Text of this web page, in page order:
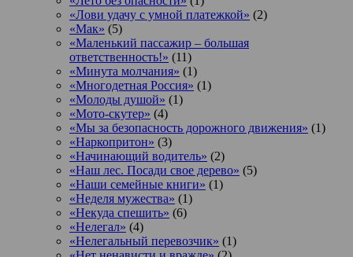
«Лови удачу с умной платежкой» (2)
«Мак» (5)
«Маленький пассажир – большая
ответственность!» (11)
«Минута молчания» (1)
«Многодетная Россия» (1)
«Молоды душой» (1)
«Мото-скутер» (4)
«Мы за безопасность дорожного движения» (1)
«Наркопритон» (3)
«Начинающий водитель» (2)
«Наш лес. Посади свое дерево» (5)
«Наши семейные книги» (1)
«Неделя мужества» (1)
«Некуда спешить» (6)
«Нелегал» (4)
«Нелегальный перевозчик» (1)